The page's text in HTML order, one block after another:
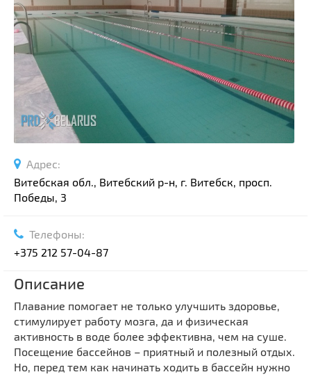
Адрес:
Витебская обл., Витебский р-н, г. Витебск, просп.
Победы, 3
Телефоны:
+375 212 57-04-87
Описание
Плавание помогает не только улучшить здоровье,
стимулирует работу мозга, да и физическая
активность в воде более эффективна, чем на суше.
Посещение бассейнов – приятный и полезный отдых.
Но, перед тем как начинать ходить в бассейн нужно